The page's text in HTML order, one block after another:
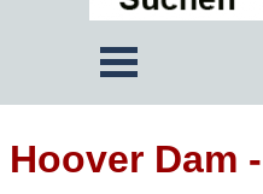
Hoover Dam